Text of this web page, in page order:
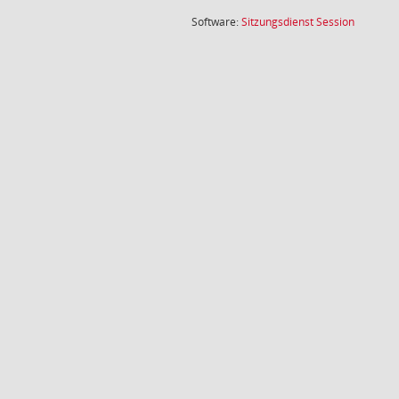
Software:SitzungsdienstSession(Wird in